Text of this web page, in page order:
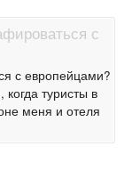
с европейцами?
туристы в
меня и отеля